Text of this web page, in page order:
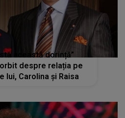
această dorință”
despre relația pe
lui, Carolina și Raisa